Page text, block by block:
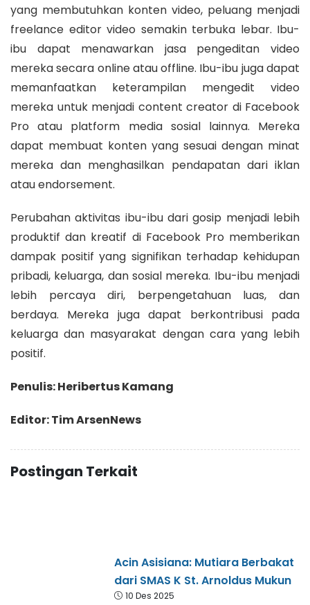
yang membutuhkan konten video, peluang menjadi
freelance editor video semakin terbuka lebar. Ibu-
ibu dapat menawarkan jasa pengeditan video
mereka secara online atau offline. Ibu-ibu juga dapat
memanfaatkan keterampilan mengedit video
mereka untuk menjadi content creator di Facebook
Pro atau platform media sosial lainnya. Mereka
dapat membuat konten yang sesuai dengan minat
mereka dan menghasilkan pendapatan dari iklan
atau endorsement.
Perubahan aktivitas ibu-ibu dari gosip menjadi lebih
produktif dan kreatif di Facebook Pro memberikan
dampak positif yang signifikan terhadap kehidupan
pribadi, keluarga, dan sosial mereka. Ibu-ibu menjadi
lebih percaya diri, berpengetahuan luas, dan
berdaya. Mereka juga dapat berkontribusi pada
keluarga dan masyarakat dengan cara yang lebih
positif.
Penulis: Heribertus Kamang
Editor: Tim ArsenNews
Postingan Terkait
Acin Asisiana: Mutiara Berbakat
dari SMAS K St. Arnoldus Mukun
10 Des 2025